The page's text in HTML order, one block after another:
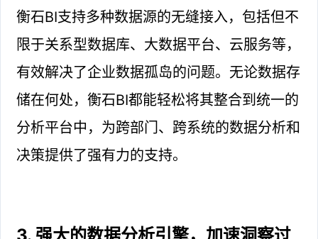
衡石BI支持多种数据源的无缝接入，包括但不
限于关系型数据库、大数据平台、云服务等，
有效解决了企业数据孤岛的问题。无论数据存
储在何处，衡石BI都能轻松将其整合到统一的
分析平台中，为跨部门、跨系统的数据分析和
决策提供了强有力的支持。